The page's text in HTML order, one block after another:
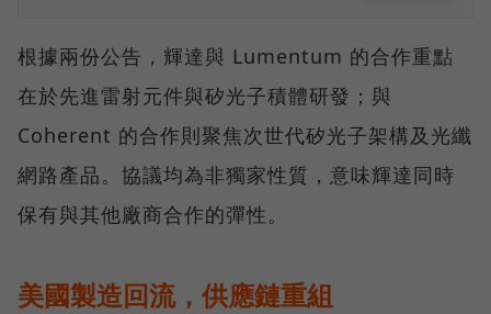
根據兩份公告，輝達與 Lumentum 的合作重點
在於先進雷射元件與矽光子積體研發；與
Coherent 的合作則聚焦次世代矽光子架構及光纖
網路產品。協議均為非獨家性質，意味輝達同時
保有與其他廠商合作的彈性。
美國製造回流，供應鏈重組